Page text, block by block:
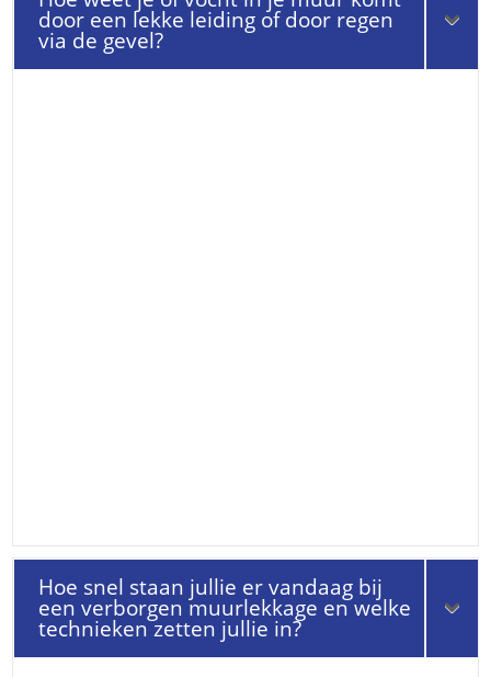
door een lekke leiding of door regen
via de gevel?
Hoe snel staan jullie er vandaag bij
een verborgen muurlekkage en welke
technieken zetten jullie in?